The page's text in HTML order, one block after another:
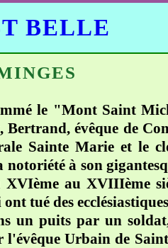
BELLE
le "Mont Saint
Bertrand, évêque de
Sainte Marie et le
à son
XVIème au XVIIIème
tué des
un puits par un
Urbain de